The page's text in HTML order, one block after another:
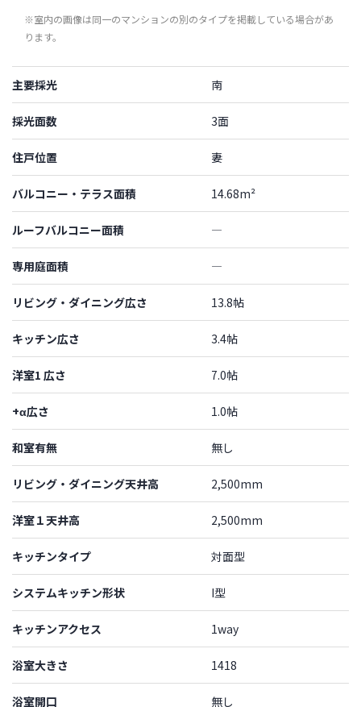
※室内の画像は同一のマンションの別のタイプを掲載している場合があ
ります。
主要採光 南
採光面数 3面
住戸位置 妻
バルコニー・テラス面積 14.68m²
ルーフバルコニー面積 ―
専用庭面積 ―
リビング・ダイニング広さ 13.8帖
キッチン広さ 3.4帖
洋室1 広さ 7.0帖
+α広さ 1.0帖
和室有無 無し
リビング・ダイニング天井高 2,500mm
洋室１天井高 2,500mm
キッチンタイプ 対面型
システムキッチン形状 I型
キッチンアクセス 1way
浴室大きさ 1418
浴室開口 無し